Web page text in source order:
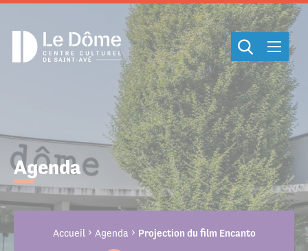
Agenda
Accueil Agenda Projection du film Encanto
Cookies management panel